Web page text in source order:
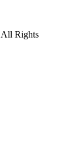
Rights